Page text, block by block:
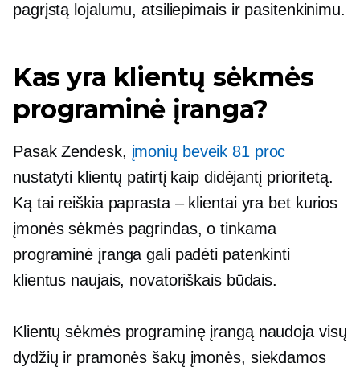
pagrįstą lojalumu, atsiliepimais ir pasitenkinimu.
Kas yra klientų sėkmės
programinė įranga?
Pasak Zendesk, įmonių beveik 81 proc
nustatyti klientų patirtį kaip didėjantį prioritetą.
Ką tai reiškia paprasta – klientaiyra bet kurios
įmonės sėkmės pagrindas, o tinkama
programinė įranga gali padėti patenkinti
klientus naujais, novatoriškais būdais.
Klientų sėkmės programinę įrangą naudoja visų
dydžių ir pramonės šakų įmonės, siekdamos